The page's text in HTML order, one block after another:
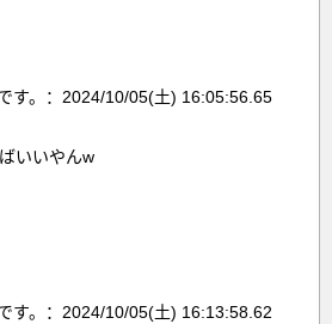
す。：2024/10/05(土) 16:05:56.65
いいやんw
す。：2024/10/05(土) 16:13:58.62